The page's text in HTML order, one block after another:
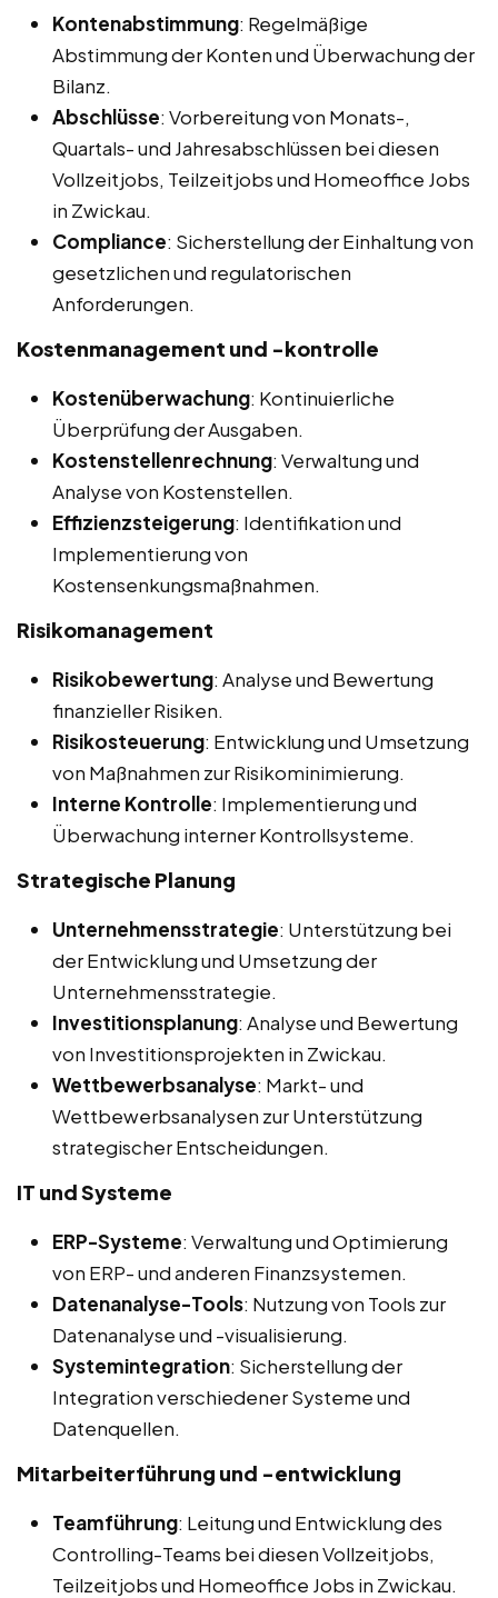
Kontenabstimmung: Regelmäßige
Abstimmung der Konten und Überwachung der
Bilanz.
Abschlüsse: Vorbereitung von Monats-,
Quartals- und Jahresabschlüssen bei diesen
Vollzeitjobs, Teilzeitjobs und Homeoffice Jobs
in Zwickau.
Compliance: Sicherstellung der Einhaltung von
gesetzlichen und regulatorischen
Anforderungen.
Kostenmanagement und -kontrolle
Kostenüberwachung: Kontinuierliche
Überprüfung der Ausgaben.
Kostenstellenrechnung: Verwaltung und
Analyse von Kostenstellen.
Effizienzsteigerung: Identifikation und
Implementierung von
Kostensenkungsmaßnahmen.
Risikomanagement
Risikobewertung: Analyse und Bewertung
finanzieller Risiken.
Risikosteuerung: Entwicklung und Umsetzung
von Maßnahmen zur Risikominimierung.
Interne Kontrolle: Implementierung und
Überwachung interner Kontrollsysteme.
Strategische Planung
Unternehmensstrategie: Unterstützung bei
der Entwicklung und Umsetzung der
Unternehmensstrategie.
Investitionsplanung: Analyse und Bewertung
von Investitionsprojekten in Zwickau.
Wettbewerbsanalyse: Markt- und
Wettbewerbsanalysen zur Unterstützung
strategischer Entscheidungen.
IT und Systeme
ERP-Systeme: Verwaltung und Optimierung
von ERP- und anderen Finanzsystemen.
Datenanalyse-Tools: Nutzung von Tools zur
Datenanalyse und -visualisierung.
Systemintegration: Sicherstellung der
Integration verschiedener Systeme und
Datenquellen.
Mitarbeiterführung und -entwicklung
Teamführung: Leitung und Entwicklung des
Controlling-Teams bei diesen Vollzeitjobs,
Teilzeitjobs und Homeoffice Jobs in Zwickau.